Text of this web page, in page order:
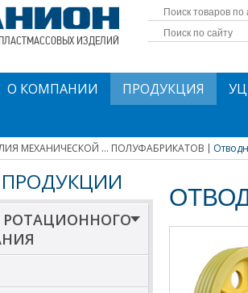
ИЗДЕЛИЙ
О КОМПАНИИ ПРОДУКЦИЯ
МЕХАНИЧЕСКОЙ ... ПОЛУФАБРИКАТОВ
ПРОДУКЦИИ